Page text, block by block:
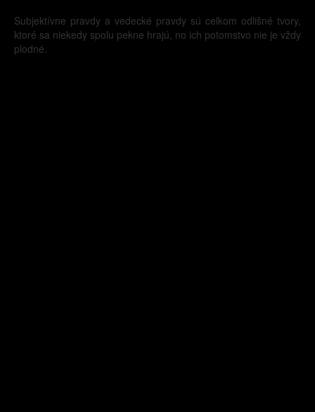
Subjektívne pravdy a vedecké pravdy sú celkom odlišné tvory,
ktoré sa niekedy spolu pekne hrajú, no ich potomstvo nie je vždy
plodné.